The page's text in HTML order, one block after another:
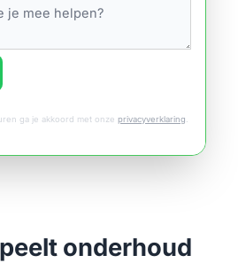
ga je akkoord met onze privacyverklaring.
onderhoud